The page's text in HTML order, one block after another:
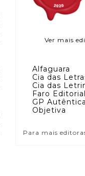
Ver mais
Alfaguara
Cia das
Cia das
Faro Editorial
GP Autêntica
Objetiva
Para mais